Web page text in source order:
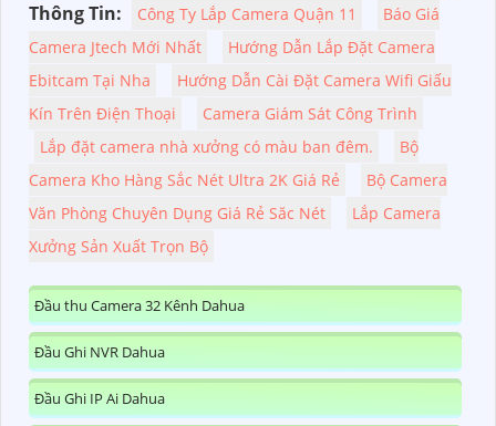
Thông Tin: Công Ty Lắp Camera Quận 11
Báo Giá
Camera Jtech Mới Nhất
Hướng Dẫn Lắp Đặt Camera
Ebitcam Tại Nha
Hướng Dẫn Cài Đặt Camera Wifi Giấu
Kín Trên Điện Thoại
Camera Giám Sát Công Trình
Lắp đặt camera nhà xưởng có màu ban đêm.
Bộ
Camera Kho Hàng Sắc Nét Ultra 2K Giá Rẻ
Bộ Camera
Văn Phòng Chuyên Dụng Giá Rẻ Săc Nét
Lắp Camera
Xưởng Sản Xuất Trọn Bộ
Đầu thu Camera 32 Kênh Dahua
Đầu Ghi NVR Dahua
Đầu Ghi IP Ai Dahua